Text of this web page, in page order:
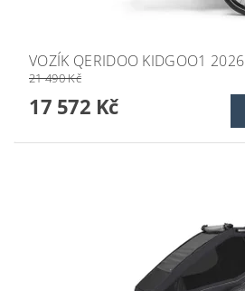
VOZÍK QERIDOO KIDGOO1 2026
21 490 Kč
17 572 Kč